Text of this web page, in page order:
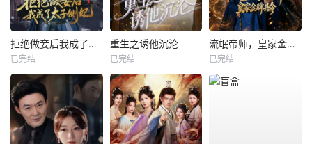
拒绝做妾后我成了太子侧妃
已完结
重生之诱他沉沦
已完结
流氓帝师，皇家金牌县令
已完结